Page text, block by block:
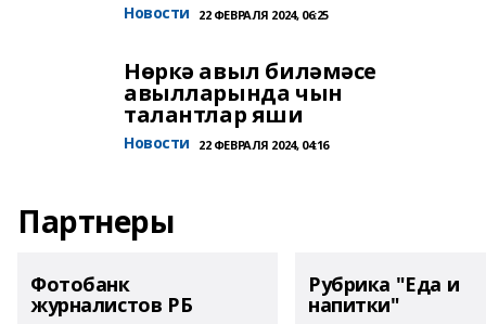
Новости 22 ФЕВРАЛЯ 2024, 06:25
Нөркә авыл биләмәсе
авылларында чын
талантлар яши
Новости 22 ФЕВРАЛЯ 2024, 04:16
Партнеры
Фотобанк
журналистов РБ
Рубрика "Еда и
напитки"